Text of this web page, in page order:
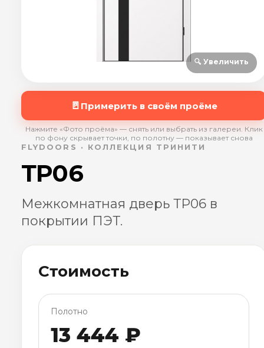
🔍 Увеличить
🚪 Примерить в своём проёме
Нажмите «Фото проёма» — снять или выбрать из галереи. Клик
по фону скрывает точки, по полотну — показывает снова
FLYDOORS · КОЛЛЕКЦИЯ ТРИНИТИ
ТР06
Межкомнатная дверь ТР06 в
покрытии ПЭТ.
Стоимость
Полотно
13 444 ₽